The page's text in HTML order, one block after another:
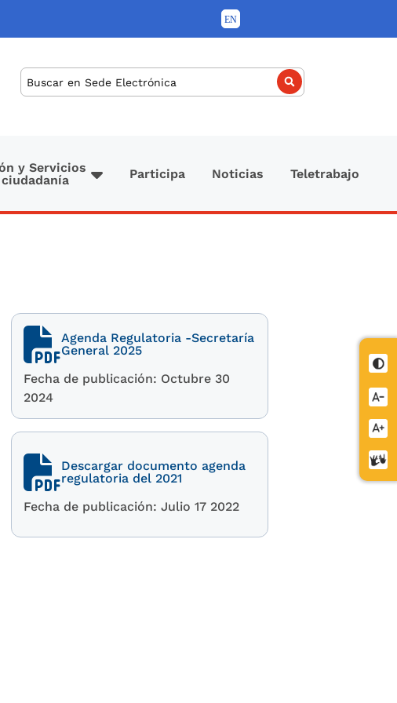
de
Buscar
y Servicios
Participa Noticias Teletrabajo
Agenda Regulatoria -Secretaría
General 2025
Fecha de publicación: Octubre 30
2024
Descargar documento agenda
regulatoria del 2021
Fecha de publicación: Julio 17 2022